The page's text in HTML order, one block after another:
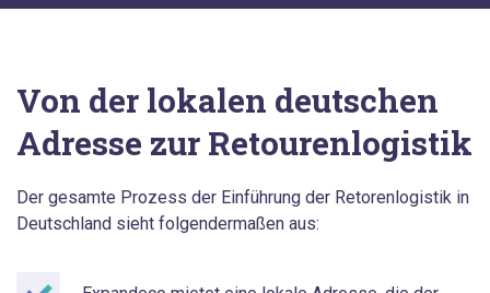
Von der lokalen deutschen
Adresse zur Retourenlogistik
Der gesamte Prozess der Einführung der Retorenlogistik in
Deutschland sieht folgendermaßen aus: